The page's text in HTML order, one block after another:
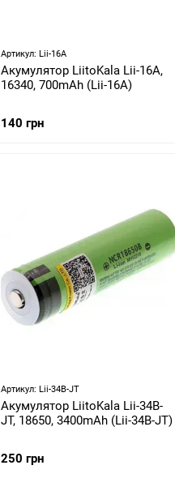
Артикул: Lii-16A
Акумулятор LiitoKala Lii-16A,
16340, 700mAh (Lii-16A)
140 грн
Артикул: Lii-34B-JT
Акумулятор LiitoKala Lii-34B-
JT, 18650, 3400mAh (Lii-34B-JT)
250 грн